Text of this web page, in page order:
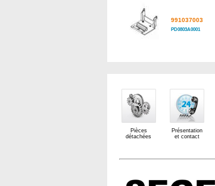
991037003
PD0803A0001
Pièces
détachées
Présentation
et contact